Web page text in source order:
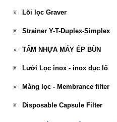
Lõi lọc Graver
Strainer Y-T-Duplex-Simplex
TẤM NHỰA MÁY ÉP BÙN
Lưới Lọc inox - inox đục lổ
Màng lọc - Membrance filter
Disposable Capsule Filter